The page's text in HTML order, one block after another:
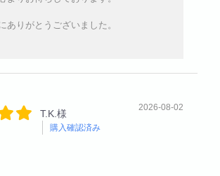
ありがとうございました。
T.K.様
購入確認済み
2026-08-02